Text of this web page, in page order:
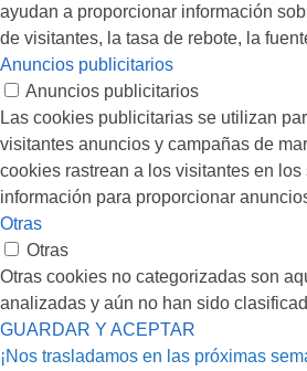
ayudan a proporcionar información
de visitantes, la tasa de rebote, la
Anuncios publicitarios
Anuncios publicitarios
Las cookies publicitarias se utilizan
visitantes anuncios y campañas de
cookies rastrean a los visitantes en
información para proporcionar
Otras
Otras
Otras cookies no categorizadas son
analizadas y aún no han sido
GUARDAR Y ACEPTAR
¡Nos trasladamos en las próximas